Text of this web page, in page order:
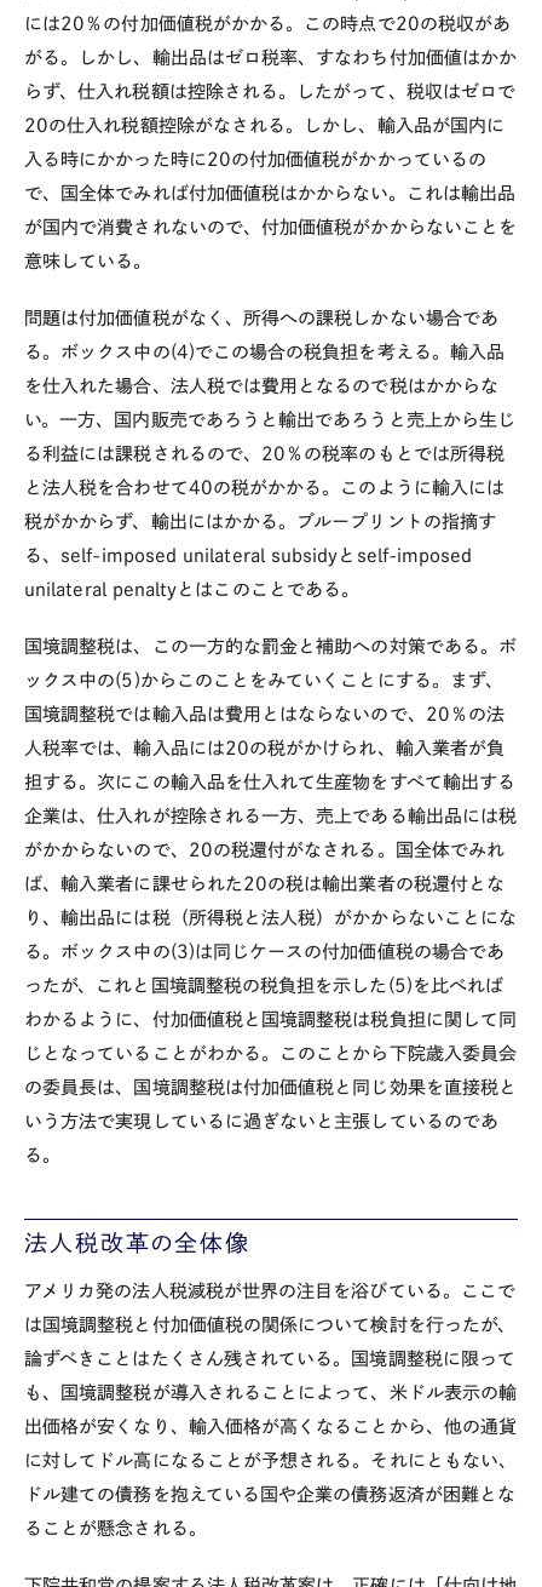
には20％の付加価値税がかかる。この時点で20の税収があ
がる。しかし、輸出品はゼロ税率、すなわち付加価値はかか
らず、仕入れ税額は控除される。したがって、税収はゼロで
20の仕入れ税額控除がなされる。しかし、輸入品が国内に
入る時にかかった時に20の付加価値税がかかっているの
で、国全体でみれば付加価値税はかからない。これは輸出品
が国内で消費されないので、付加価値税がかからないことを
意味している。
問題は付加価値税がなく、所得への課税しかない場合であ
る。ボックス中の(4)でこの場合の税負担を考える。輸入品
を仕入れた場合、法人税では費用となるので税はかからな
い。一方、国内販売であろうと輸出であろうと売上から生じ
る利益には課税されるので、20％の税率のもとでは所得税
と法人税を合わせて40の税がかかる。このように輸入には
税がかからず、輸出にはかかる。ブループリントの指摘す
る、self-imposed unilateral subsidyとself-imposed
unilateral penaltyとはこのことである。
国境調整税は、この一方的な罰金と補助への対策である。ボ
ックス中の(5)からこのことをみていくことにする。まず、
国境調整税では輸入品は費用とはならないので、20％の法
人税率では、輸入品には20の税がかけられ、輸入業者が負
担する。次にこの輸入品を仕入れて生産物をすべて輸出する
企業は、仕入れが控除される一方、売上である輸出品には税
がかからないので、20の税還付がなされる。国全体でみれ
ば、輸入業者に課せられた20の税は輸出業者の税還付とな
り、輸出品には税（所得税と法人税）がかからないことにな
る。ボックス中の(3)は同じケースの付加価値税の場合であ
ったが、これと国境調整税の税負担を示した(5)を比べれば
わかるように、付加価値税と国境調整税は税負担に関して同
じとなっていることがわかる。このことから下院歳入委員会
の委員長は、国境調整税は付加価値税と同じ効果を直接税と
いう方法で実現しているに過ぎないと主張しているのであ
る。
法人税改革の全体像
アメリカ発の法人税減税が世界の注目を浴びている。ここで
は国境調整税と付加価値税の関係について検討を行ったが、
論ずべきことはたくさん残されている。国境調整税に限って
も、国境調整税が導入されることによって、米ドル表示の輸
出価格が安くなり、輸入価格が高くなることから、他の通貨
に対してドル高になることが予想される。それにともない、
ドル建ての債務を抱えている国や企業の債務返済が困難とな
ることが懸念される。